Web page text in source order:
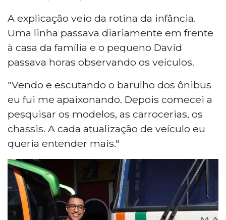
A explicação veio da rotina da infância.
Uma linha passava diariamente em frente
à casa da família e o pequeno David
passava horas observando os veículos.
"Vendo e escutando o barulho dos ônibus
eu fui me apaixonando. Depois comecei a
pesquisar os modelos, as carrocerias, os
chassis. A cada atualização de veículo eu
queria entender mais."